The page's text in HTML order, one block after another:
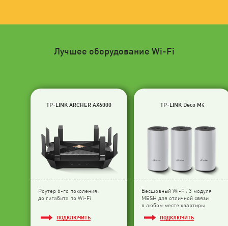
Лучшее оборудование Wi-Fi
TP-LINK ARCHER AX6000
Роутер 6-го поколения:
до гигабита по Wi-Fi
ПОДКЛЮЧИТЬ
TP-LINK Deco M4
Бесшовный Wi-Fi: 3 модуля
МESH для отличной связи
в любом месте квартиры
ПОДКЛЮЧИТЬ